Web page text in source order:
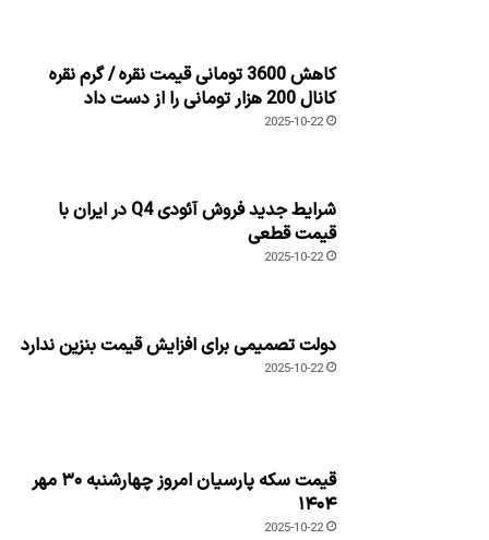
کاهش 3600 تومانی قیمت نقره / گرم نقره
کانال 200 هزار تومانی را از دست داد
2025-10-22
شرایط جدید فروش آئودی Q4 در ایران با
قیمت قطعی
2025-10-22
دولت تصمیمی برای افزایش قیمت بنزین ندارد
2025-10-22
قیمت سکه پارسیان امروز چهارشنبه ۳۰ مهر
۱۴۰۴
2025-10-22